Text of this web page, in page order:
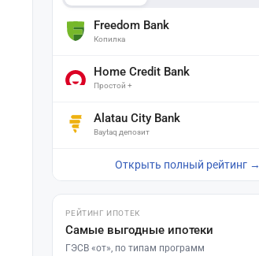
Freedom Bank
Копилка
Home Credit Bank
Простой +
Alatau City Bank
Baytaq депозит
Открыть полный рейтинг →
РЕЙТИНГ ИПОТЕК
Самые выгодные ипотеки
ГЭСВ «от», по типам программ